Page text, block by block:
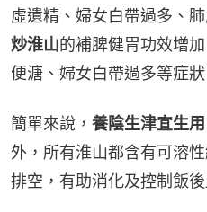
虛遺精、婦女白帶過多、
炒淮山的補脾健胃功效增
便溏、婦女白帶過多等症狀
簡單來說， 養陰生津宜生
外，所有淮山都含有可溶
排空，有助消化及控制飯後